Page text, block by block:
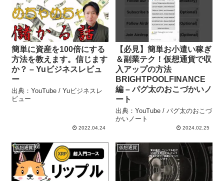
簡単に資産を100倍にする
方法を教えます。信じます
か？ – Yuビジネスレビュ
ー
出典：YouTube / Yuビジネスレ
ビュー
2022.04.24
【必見】簡単お小遣い稼ぎ
＆副業テク！仮想通貨で収
入アップの方法
BRIGHTPOOLFINANCE
編 – パグ太のおこづかいノ
ート
出典：YouTube / パグ太のおこづ
かいノート
2024.02.25
仮想通貨 仮想通貨